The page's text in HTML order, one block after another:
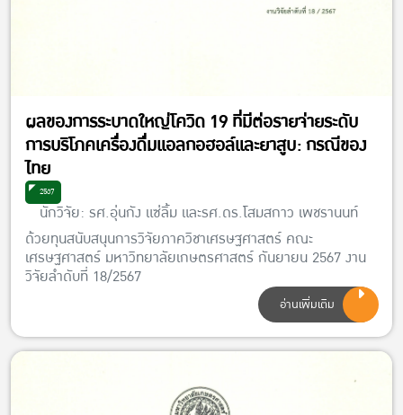
ผลของการระบาดใหญ่โควิด 19 ที่มีต่อรายจ่ายระดับ
การบริโภคเครื่องดื่มแอลกอฮอล์และยาสูบ: กรณีของ
ไทย
2567
นักวิจัย: รศ.อุ่นกัง แซ่ลิ้ม และรศ.ดร.โสมสกาว เพชรานนท์
ด้วยทุนสนับสนุนการวิจัยภาควิชาเศรษฐศาสตร์ คณะ
เศรษฐศาสตร์ มหาวิทยาลัยเกษตรศาสตร์ กันยายน 2567 งาน
วิจัยลำดับที่ 18/2567
อ่านเพิ่มเติม